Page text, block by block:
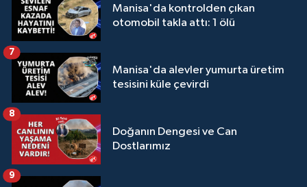
Manisa'da kontrolden çıkan
otomobil takla attı: 1 ölü
Manisa'da alevler yumurta üretim
tesisini küle çevirdi
7
Doğanın Dengesi ve Can
Dostlarımız
8
9